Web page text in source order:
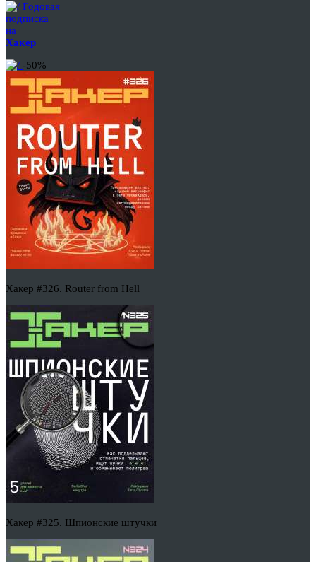
Годовая
подписка
на
Хакер
-50%
Хакер #326. Router from Hell
Хакер #325. Шпионские штучки